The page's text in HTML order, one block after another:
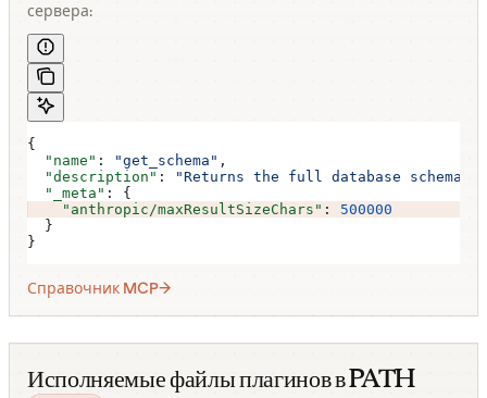
сервера:
{
  "name"
: "get_schema" ,
  "description"
: "Returns the full database schema"
  "_meta"
: {
    "anthropic/maxResultSizeChars"
: 500000
  }
}
Справочник MCP
Исполняемые файлы плагинов в PATH